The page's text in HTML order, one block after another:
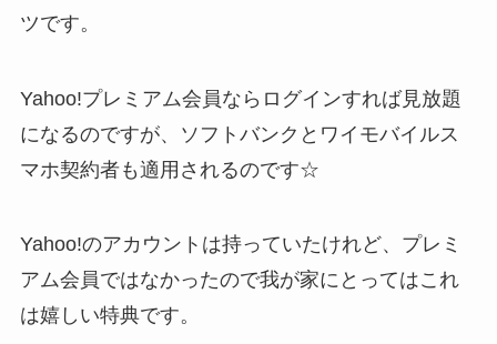
ツです。
Yahoo!プレミアム会員ならログインすれば見放題
になるのですが、ソフトバンクとワイモバイルス
マホ契約者も適用されるのです☆
Yahoo!のアカウントは持っていたけれど、プレミ
アム会員ではなかったので我が家にとってはこれ
は嬉しい特典です。